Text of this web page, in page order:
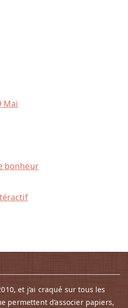
Mai
bonheur
et j‘ai craqué sur tous les
permettent d’associer papiers,